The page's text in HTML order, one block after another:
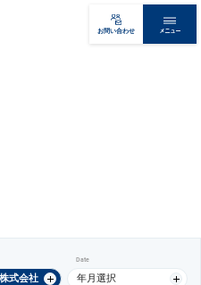
お問い合わせ メニュー
式会社​
Date
年月選択